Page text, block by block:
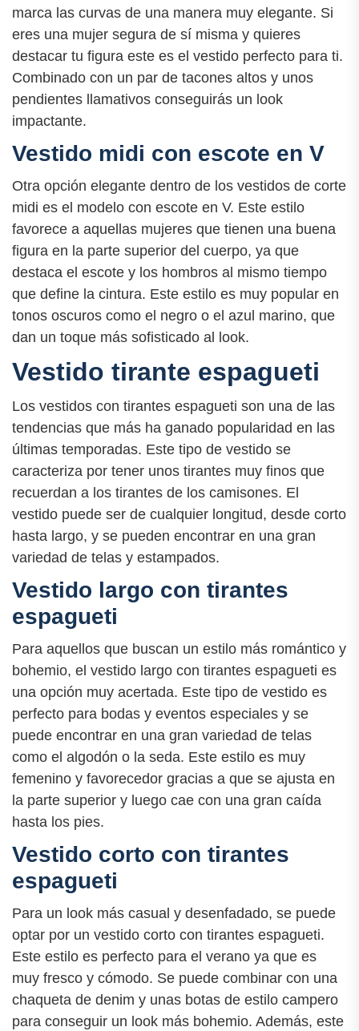
marca las curvas de una manera muy elegante. Si
eres una mujer segura de sí misma y quieres
destacar tu figura este es el vestido perfecto para ti.
Combinado con un par de tacones altos y unos
pendientes llamativos conseguirás un look
impactante.
Vestido midi con escote en V
Otra opción elegante dentro de los vestidos de corte
midi es el modelo con escote en V. Este estilo
favorece a aquellas mujeres que tienen una buena
figura en la parte superior del cuerpo, ya que
destaca el escote y los hombros al mismo tiempo
que define la cintura. Este estilo es muy popular en
tonos oscuros como el negro o el azul marino, que
dan un toque más sofisticado al look.
Vestido tirante espagueti
Los vestidos con tirantes espagueti son una de las
tendencias que más ha ganado popularidad en las
últimas temporadas. Este tipo de vestido se
caracteriza por tener unos tirantes muy finos que
recuerdan a los tirantes de los camisones. El
vestido puede ser de cualquier longitud, desde corto
hasta largo, y se pueden encontrar en una gran
variedad de telas y estampados.
Vestido largo con tirantes
espagueti
Para aquellos que buscan un estilo más romántico y
bohemio, el vestido largo con tirantes espagueti es
una opción muy acertada. Este tipo de vestido es
perfecto para bodas y eventos especiales y se
puede encontrar en una gran variedad de telas
como el algodón o la seda. Este estilo es muy
femenino y favorecedor gracias a que se ajusta en
la parte superior y luego cae con una gran caída
hasta los pies.
Vestido corto con tirantes
espagueti
Para un look más casual y desenfadado, se puede
optar por un vestido corto con tirantes espagueti.
Este estilo es perfecto para el verano ya que es
muy fresco y cómodo. Se puede combinar con una
chaqueta de denim y unas botas de estilo campero
para conseguir un look más bohemio. Además, este